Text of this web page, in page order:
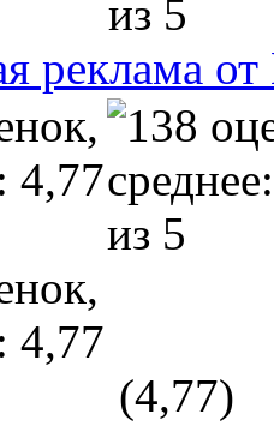
реклама
(4,77)